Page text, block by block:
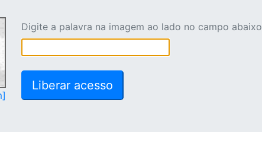
Digite a palavra na imagem ao lado no campo abaixo